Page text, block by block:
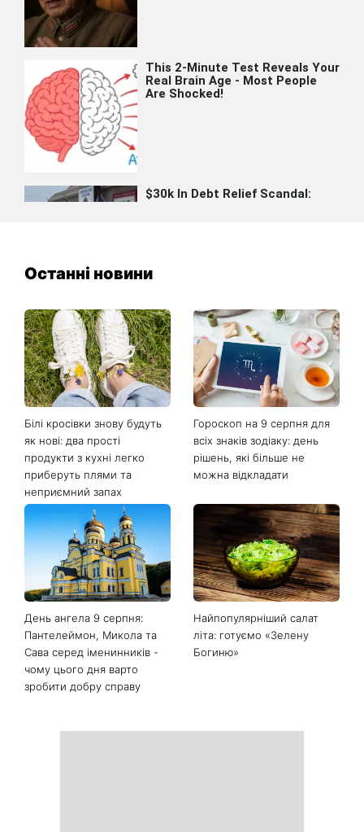
Останні новини
Білі кросівки знову будуть
як нові: два прості
продукти з кухні легко
приберуть плями та
неприємний запах
Гороскоп на 9 серпня для
всіх знаків зодіаку: день
рішень, які більше не
можна відкладати
День ангела 9 серпня:
Пантелеймон, Микола та
Сава серед іменинників -
чому цього дня варто
зробити добру справу
Найпопулярніший салат
літа: готуємо «Зелену
Богиню»